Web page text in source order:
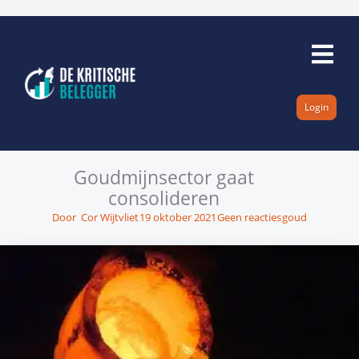
inhoud
Login
Goudmijnsector gaat
consolideren
Door Cor Wijtvliet19 oktober 2021Geen reactiesgoud